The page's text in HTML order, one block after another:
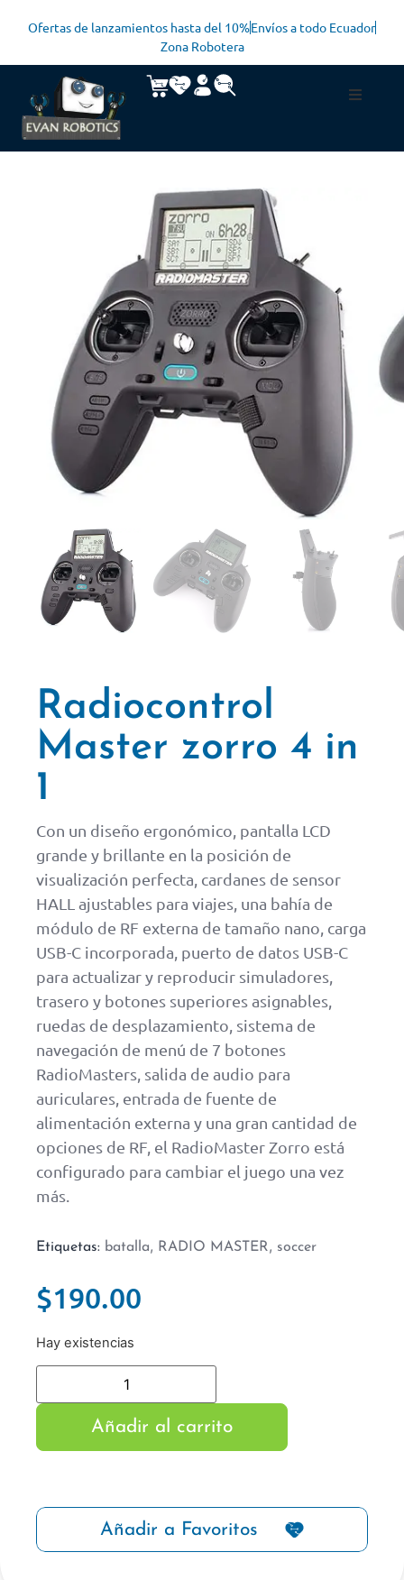
Ofertas de lanzamientos hasta del 10%Envíos a todo Ecuador
Zona Robotera
Radiocontrol
Master zorro 4 in
1
Con un diseño ergonómico, pantalla LCD
grande y brillante en la posición de
visualización perfecta, cardanes de sensor
HALL ajustables para viajes, una bahía de
módulo de RF externa de tamaño nano, carga
USB-C incorporada, puerto de datos USB-C
para actualizar y reproducir simuladores,
trasero y botones superiores asignables,
ruedas de desplazamiento, sistema de
navegación de menú de 7 botones
RadioMasters, salida de audio para
auriculares, entrada de fuente de
alimentación externa y una gran cantidad de
opciones de RF, el RadioMaster Zorro está
configurado para cambiar el juego una vez
más.
Etiquetas: batalla, RADIO MASTER, soccer
$190.00
Hay existencias
Añadir al carrito
Añadir a Favoritos